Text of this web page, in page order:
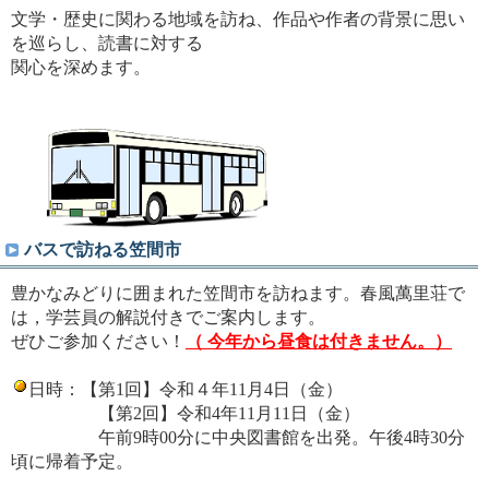
文学・歴史に関わる地域を訪ね、作品や作者の背景に思い
を巡らし、読書に対する
関心を深めます。
バスで訪ねる笠間市
豊かなみどりに囲まれた笠間市を訪ねます。春風萬里荘で
は，学芸員の解説付きでご案内します。
ぜひご参加ください！
（ 今年から昼食は付きません。）
日時：【第1回】令和４年11月4日（金）
【第2回】令和4年11月11日（金）
午前9時00分に中央図書館を出発。午後4時30分
頃に帰着予定。